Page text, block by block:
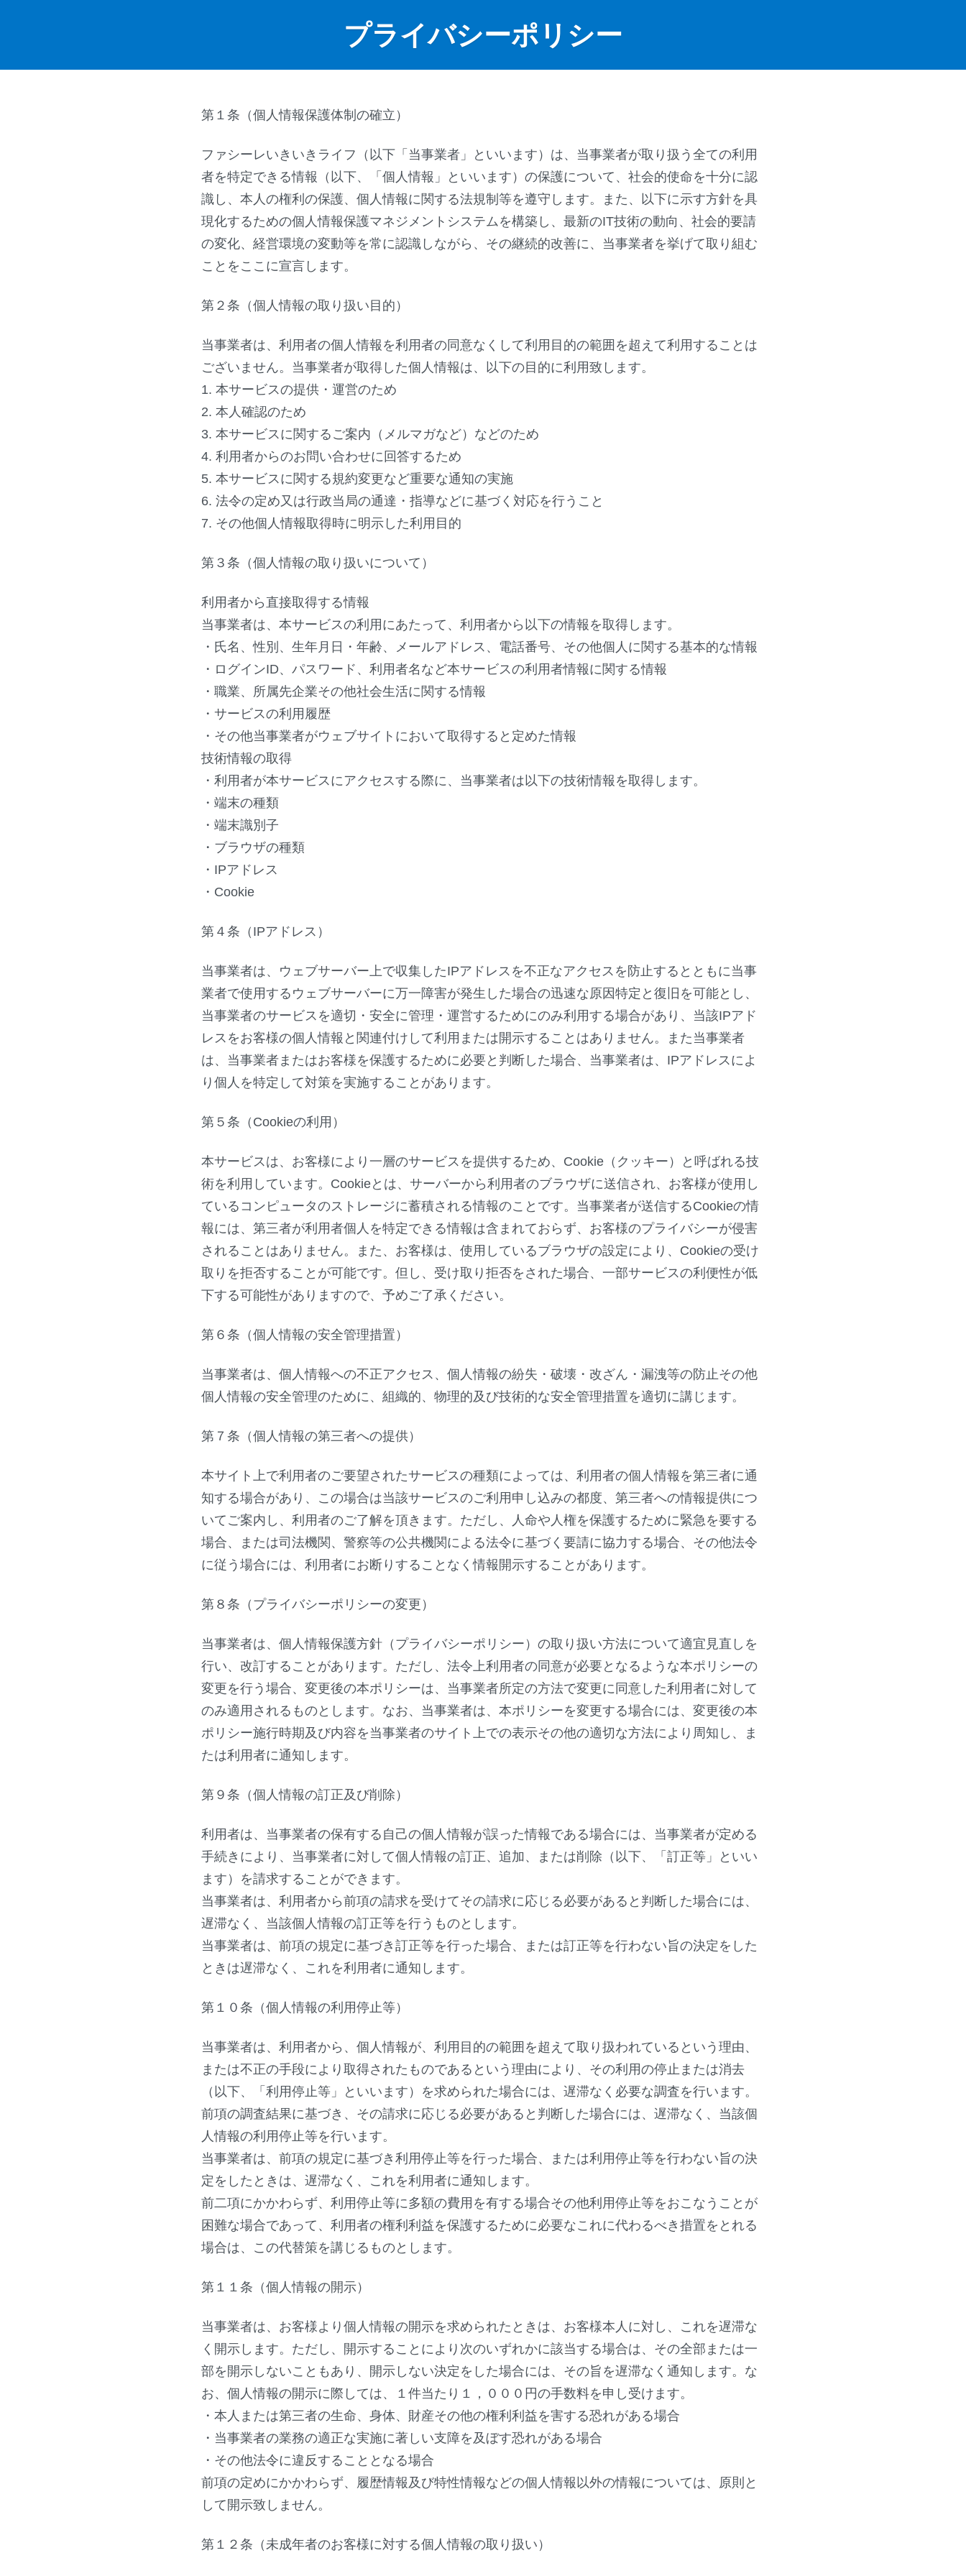
プライバシーポリシー
第１条（個人情報保護体制の確立）
ファシーレいきいきライフ（以下「当事業者」といいます）は、当事業者が取り扱う全ての利用
者を特定できる情報（以下、「個人情報」といいます）の保護について、社会的使命を十分に認
識し、本人の権利の保護、個人情報に関する法規制等を遵守します。また、以下に示す方針を具
現化するための個人情報保護マネジメントシステムを構築し、最新のIT技術の動向、社会的要請
の変化、経営環境の変動等を常に認識しながら、その継続的改善に、当事業者を挙げて取り組む
ことをここに宣言します。
第２条（個人情報の取り扱い目的）
当事業者は、利用者の個人情報を利用者の同意なくして利用目的の範囲を超えて利用することは
ございません。当事業者が取得した個人情報は、以下の目的に利用致します。
1. 本サービスの提供・運営のため
2. 本人確認のため
3. 本サービスに関するご案内（メルマガなど）などのため
4. 利用者からのお問い合わせに回答するため
5. 本サービスに関する規約変更など重要な通知の実施
6. 法令の定め又は行政当局の通達・指導などに基づく対応を行うこと
7. その他個人情報取得時に明示した利用目的
第３条（個人情報の取り扱いについて）
利用者から直接取得する情報
当事業者は、本サービスの利用にあたって、利用者から以下の情報を取得します。
・氏名、性別、生年月日・年齢、メールアドレス、電話番号、その他個人に関する基本的な情報
・ログインID、パスワード、利用者名など本サービスの利用者情報に関する情報
・職業、所属先企業その他社会生活に関する情報
・サービスの利用履歴
・その他当事業者がウェブサイトにおいて取得すると定めた情報
技術情報の取得
・利用者が本サービスにアクセスする際に、当事業者は以下の技術情報を取得します。
・端末の種類
・端末識別子
・ブラウザの種類
・IPアドレス
・Cookie
第４条（IPアドレス）
当事業者は、ウェブサーバー上で収集したIPアドレスを不正なアクセスを防止するとともに当事
業者で使用するウェブサーバーに万一障害が発生した場合の迅速な原因特定と復旧を可能とし、
当事業者のサービスを適切・安全に管理・運営するためにのみ利用する場合があり、当該IPアド
レスをお客様の個人情報と関連付けして利用または開示することはありません。また当事業者
は、当事業者またはお客様を保護するために必要と判断した場合、当事業者は、IPアドレスによ
り個人を特定して対策を実施することがあります。
第５条（Cookieの利用）
本サービスは、お客様により一層のサービスを提供するため、Cookie（クッキー）と呼ばれる技
術を利用しています。Cookieとは、サーバーから利用者のブラウザに送信され、お客様が使用し
ているコンピュータのストレージに蓄積される情報のことです。当事業者が送信するCookieの情
報には、第三者が利用者個人を特定できる情報は含まれておらず、お客様のプライバシーが侵害
されることはありません。また、お客様は、使用しているブラウザの設定により、Cookieの受け
取りを拒否することが可能です。但し、受け取り拒否をされた場合、一部サービスの利便性が低
下する可能性がありますので、予めご了承ください。
第６条（個人情報の安全管理措置）
当事業者は、個人情報への不正アクセス、個人情報の紛失・破壊・改ざん・漏洩等の防止その他
個人情報の安全管理のために、組織的、物理的及び技術的な安全管理措置を適切に講じます。
第７条（個人情報の第三者への提供）
本サイト上で利用者のご要望されたサービスの種類によっては、利用者の個人情報を第三者に通
知する場合があり、この場合は当該サービスのご利用申し込みの都度、第三者への情報提供につ
いてご案内し、利用者のご了解を頂きます。ただし、人命や人権を保護するために緊急を要する
場合、または司法機関、警察等の公共機関による法令に基づく要請に協力する場合、その他法令
に従う場合には、利用者にお断りすることなく情報開示することがあります。
第８条（プライバシーポリシーの変更）
当事業者は、個人情報保護方針（プライバシーポリシー）の取り扱い方法について適宜見直しを
行い、改訂することがあります。ただし、法令上利用者の同意が必要となるような本ポリシーの
変更を行う場合、変更後の本ポリシーは、当事業者所定の方法で変更に同意した利用者に対して
のみ適用されるものとします。なお、当事業者は、本ポリシーを変更する場合には、変更後の本
ポリシー施行時期及び内容を当事業者のサイト上での表示その他の適切な方法により周知し、ま
たは利用者に通知します。
第９条（個人情報の訂正及び削除）
利用者は、当事業者の保有する自己の個人情報が誤った情報である場合には、当事業者が定める
手続きにより、当事業者に対して個人情報の訂正、追加、または削除（以下、「訂正等」といい
ます）を請求することができます。
当事業者は、利用者から前項の請求を受けてその請求に応じる必要があると判断した場合には、
遅滞なく、当該個人情報の訂正等を行うものとします。
当事業者は、前項の規定に基づき訂正等を行った場合、または訂正等を行わない旨の決定をした
ときは遅滞なく、これを利用者に通知します。
第１０条（個人情報の利用停止等）
当事業者は、利用者から、個人情報が、利用目的の範囲を超えて取り扱われているという理由、
または不正の手段により取得されたものであるという理由により、その利用の停止または消去
（以下、「利用停止等」といいます）を求められた場合には、遅滞なく必要な調査を行います。
前項の調査結果に基づき、その請求に応じる必要があると判断した場合には、遅滞なく、当該個
人情報の利用停止等を行います。
当事業者は、前項の規定に基づき利用停止等を行った場合、または利用停止等を行わない旨の決
定をしたときは、遅滞なく、これを利用者に通知します。
前二項にかかわらず、利用停止等に多額の費用を有する場合その他利用停止等をおこなうことが
困難な場合であって、利用者の権利利益を保護するために必要なこれに代わるべき措置をとれる
場合は、この代替策を講じるものとします。
第１１条（個人情報の開示）
当事業者は、お客様より個人情報の開示を求められたときは、お客様本人に対し、これを遅滞な
く開示します。ただし、開示することにより次のいずれかに該当する場合は、その全部または一
部を開示しないこともあり、開示しない決定をした場合には、その旨を遅滞なく通知します。な
お、個人情報の開示に際しては、１件当たり１，０００円の手数料を申し受けます。
・本人または第三者の生命、身体、財産その他の権利利益を害する恐れがある場合
・当事業者の業務の適正な実施に著しい支障を及ぼす恐れがある場合
・その他法令に違反することとなる場合
前項の定めにかかわらず、履歴情報及び特性情報などの個人情報以外の情報については、原則と
して開示致しません。
第１２条（未成年者のお客様に対する個人情報の取り扱い）